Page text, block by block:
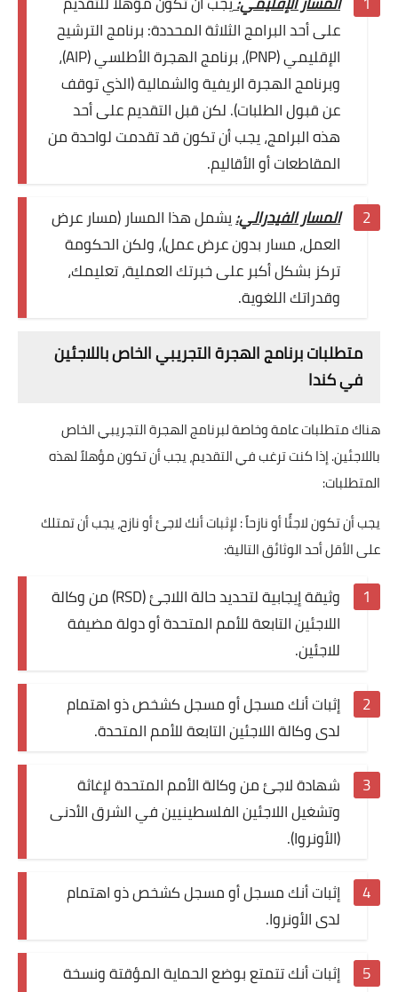
على أحد البرامج الثلاثة المحددة: برنامج الترشيح
الإقليمي (PNP)، برنامج الهجرة الأطلسي (AIP)،
وبرنامج الهجرة الريفية والشمالية (الذي توقف
عن قبول الطلبات). لكن قبل التقديم على أحد
هذه البرامج، يجب أن تكون قد تقدمت لواحدة من
المقاطعات أو الأقاليم.
المسار الفيدرالي:يشمل هذا المسار (مسار عرض
العمل، مسار بدون عرض عمل)، ولكن الحكومة
تركز بشكل أكبر على خبرتك العملية، تعليمك،
وقدراتك اللغوية.
متطلبات برنامج الهجرة التجريبي الخاص باللاجئين
في كندا
هناك متطلبات عامة وخاصة لبرنامج الهجرة التجريبي الخاص
باللاجئين. إذا كنت ترغب في التقديم، يجب أن تكون مؤهلاً لهذه
المتطلبات:
يجب أن تكون لاجئًا أو نازحاً : لإثبات أنك لاجئ أو نازح، يجب أن تمتلك
على الأقل أحد الوثائق التالية:
وثيقة إيجابية لتحديد حالة اللاجئ (RSD) من وكالة
اللاجئين التابعة للأمم المتحدة أو دولة مضيفة
للاجئين.
إثبات أنك مسجل أو مسجل كشخص ذو اهتمام
لدى وكالة اللاجئين التابعة للأمم المتحدة.
شهادة لاجئ من وكالة الأمم المتحدة لإغاثة
وتشغيل اللاجئين الفلسطينيين في الشرق الأدنى
(الأونروا).
إثبات أنك مسجل أو مسجل كشخص ذو اهتمام
لدى الأونروا.
إثبات أنك تتمتع بوضع الحماية المؤقتة ونسخة